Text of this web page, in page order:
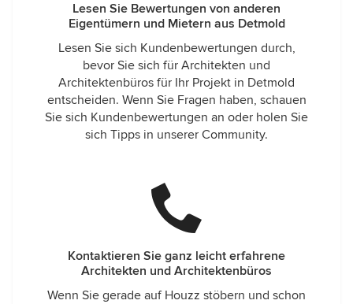
Lesen Sie Bewertungen von anderen
Eigentümern und Mietern aus Detmold
Lesen Sie sich Kundenbewertungen durch,
bevor Sie sich für Architekten und
Architektenbüros für Ihr Projekt in Detmold
entscheiden. Wenn Sie Fragen haben, schauen
Sie sich Kundenbewertungen an oder holen Sie
sich Tipps in unserer Community.
Kontaktieren Sie ganz leicht erfahrene
Architekten und Architektenbüros
Wenn Sie gerade auf Houzz stöbern und schon